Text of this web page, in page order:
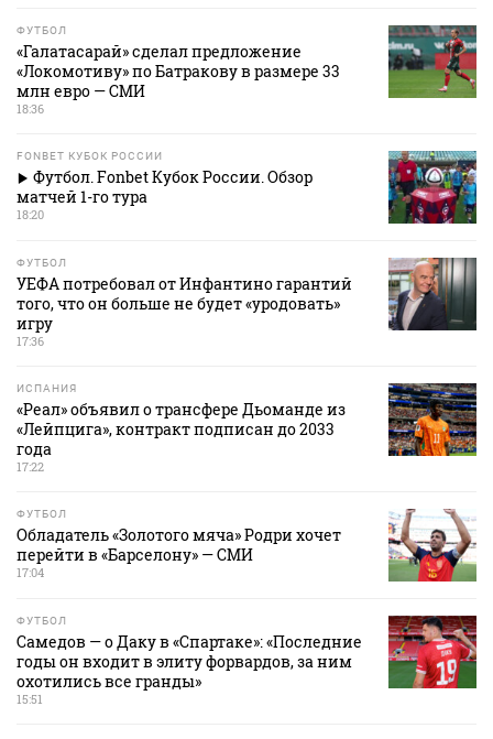
ФУТБОЛ
«Галатасарай» сделал предложение
«Локомотиву» по Батракову в размере 33
млн евро — СМИ
18:36
FONBET КУБОК РОССИИ
Футбол. Fonbet Кубок России. Обзор
матчей 1-го тура
18:20
ФУТБОЛ
УЕФА потребовал от Инфантино гарантий
того, что он больше не будет «уродовать»
игру
17:36
ИСПАНИЯ
«Реал» объявил о трансфере Дьоманде из
«Лейпцига», контракт подписан до 2033
года
17:22
ФУТБОЛ
Обладатель «Золотого мяча» Родри хочет
перейти в «Барселону» — СМИ
17:04
ФУТБОЛ
Самедов — о Даку в «Спартаке»: «Последние
годы он входит в элиту форвардов, за ним
охотились все гранды»
15:51